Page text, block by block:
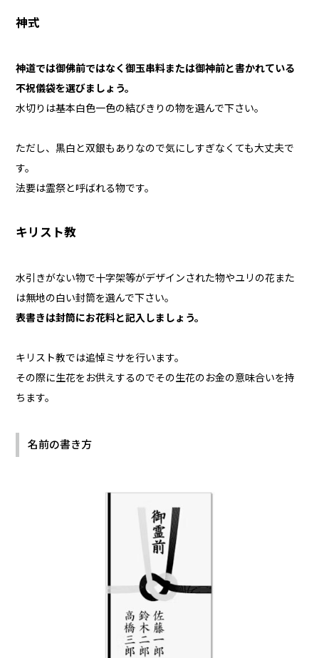
神式
神道では御佛前ではなく御玉串料または御神前と書かれている
不祝儀袋を選びましょう。
水切りは基本白色一色の結びきりの物を選んで下さい。
ただし、黒白と双銀もありなので気にしすぎなくても大丈夫で
す。
法要は霊祭と呼ばれる物です。
キリスト教
水引きがない物で十字架等がデザインされた物やユリの花また
は無地の白い封筒を選んで下さい。
表書きは封筒にお花料と記入しましょう。
キリスト教では追悼ミサを行います。
その際に生花をお供えするのでその生花のお金の意味合いを持
ちます。
名前の書き方